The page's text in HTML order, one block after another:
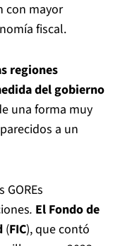
con mayor
fiscal.
regiones
del gobierno
una forma muy
a un
. El Fondo de
(FIC), que contó